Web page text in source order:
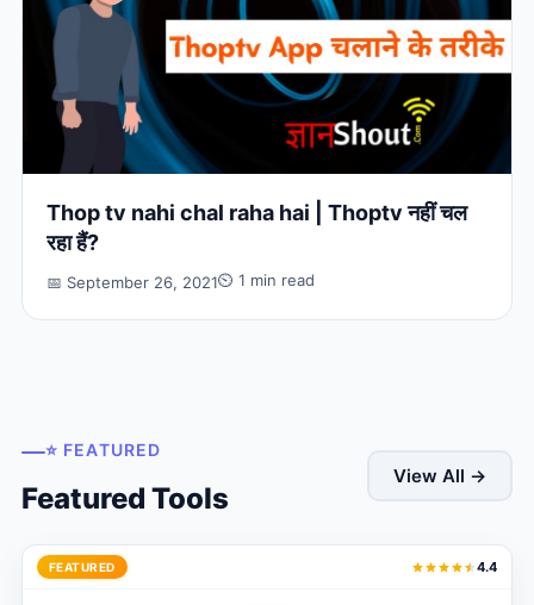
Thop tv nahi chal raha hai | Thoptv नहीं चल
रहा हैं?
📅 September 26, 2021⏲ 1 min read
⭐ FEATURED
Featured Tools
View All →
FEATURED 4.4